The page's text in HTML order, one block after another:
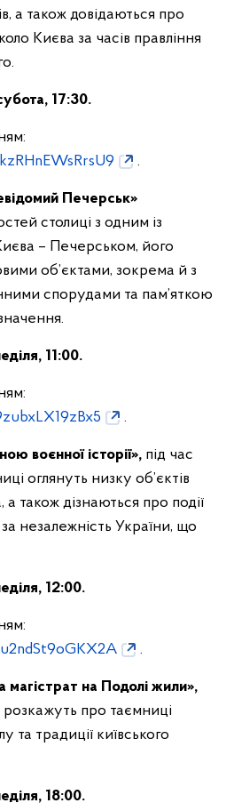
а також довідаються про
Києва за часів правління
17:30.
.
Печерськ»
столиці з одним із
– Печерськом, його
об’єктами, зокрема й з
спорудами та пам’яткою
11:00.
.
воєнної історії», під час
оглянуть низку об’єктів
а також дізнаються про події
незалежність України, що
12:00.
.
магістрат на Подолі жили»,
розкажуть про таємниці
та традиції київського
18:00.